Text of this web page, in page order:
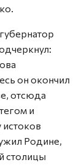
он окончил
отсюда
и
истоков
Родине,
столицы